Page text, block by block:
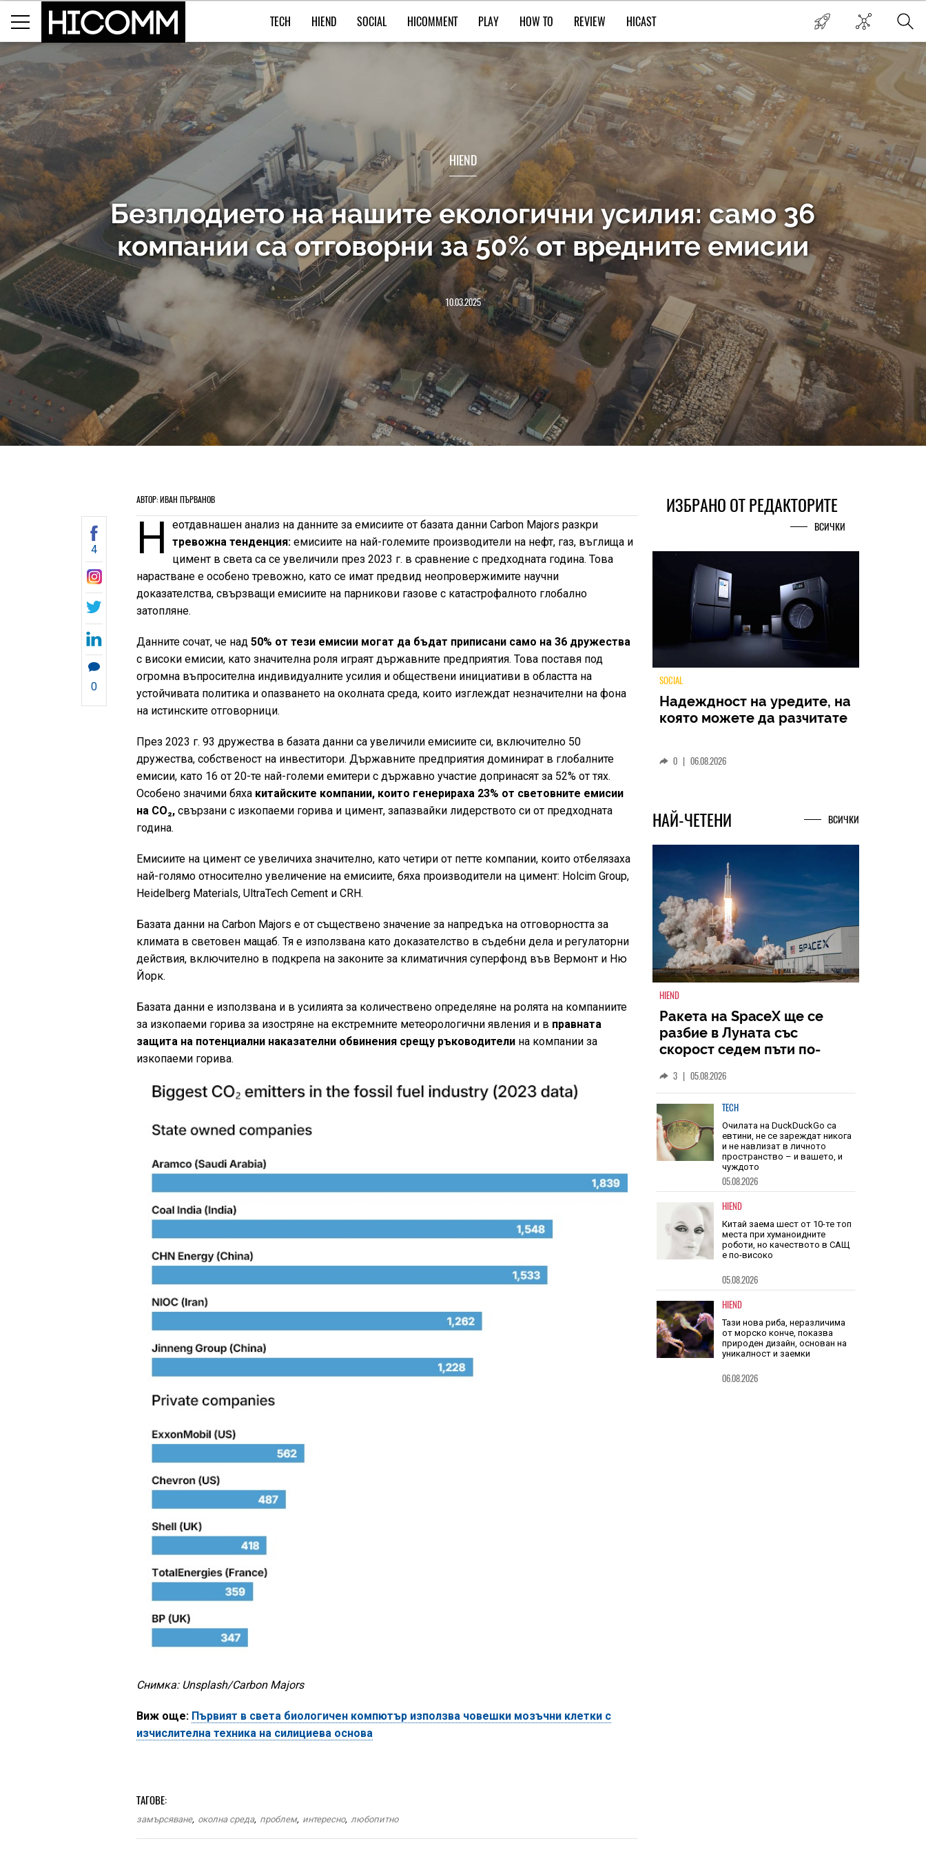
TECH HIEND SOCIAL HICOMMENT PLAY HOW TO REVIEW HICAST
HIEND
Безплодието на нашите екологични усилия: само 36
компании са отговорни за 50% от вредните емисии
10.03.2025
АВТОР: ИВАН ПЪРВАНОВ
4
0
Н
еотдавнашен анализ на данните за емисиите от базата данни Carbon Majors разкри
тревожна тенденция:емисиите на най-големите производители на нефт, газ, въглища и
цимент в света са се увеличили през 2023 г. в сравнение с предходната година. Това
нарастване е особено тревожно, като се имат предвид неопровержимите научни
доказателства, свързващи емисиите на парникови газове с катастрофалното глобално
затопляне.
Данните сочат, че над 50% от тези емисии могат да бъдат приписани само на 36 дружества
с високи емисии, като значителна роля играят държавните предприятия. Това поставя под
огромна въпросителна индивидуалните усилия и обществени инициативи в областта на
устойчивата политика и опазването на околната среда, които изглеждат незначителни на фона
на истинските отговорници.
През 2023 г. 93 дружества в базата данни са увеличили емисиите си, включително 50
дружества, собственост на инвеститори. Държавните предприятия доминират в глобалните
емисии, като 16 от 20-те най-големи емитери с държавно участие допринасят за 52% от тях.
Особено значими бяха китайските компании, които генерираха 23% от световните емисии
на CO₂, свързани с изкопаеми горива и цимент, запазвайки лидерството си от предходната
година.
Емисиите на цимент се увеличиха значително, като четири от петте компании, които отбелязаха
най-голямо относително увеличение на емисиите, бяха производители на цимент: Holcim Group,
Heidelberg Materials, UltraTech Cement и CRH.
Базата данни на Carbon Majors е от съществено значение за напредъка на отговорността за
климата в световен мащаб. Тя е използвана като доказателство в съдебни дела и регулаторни
действия, включително в подкрепа на законите за климатичния суперфонд във Вермонт и Ню
Йорк.
Базата данни е използвана и в усилията за количествено определяне на ролята на компаниите
за изкопаеми горива за изостряне на екстремните метеорологични явления и в правната
защита на потенциални наказателни обвинения срещу ръководители на компании за
изкопаеми горива.
Снимка: Unsplash/Carbon Majors
Виж още: Първият в света биологичен компютър използва човешки мозъчни клетки с
изчислителна техника на силициева основа
ТАГОВЕ:
замърсяване, околна среда, проблем, интересно, любопитно
ИЗБРАНО ОТ РЕДАКТОРИТЕ
ВСИЧКИ
TECH
Ultra – ново име, познато
НАЙ-ЧЕТЕНИ
HIEND
Ракета на SpaceX ще се
разбие в Луната със
голяма от скоростта на
звука05.08.2026
TECH
Очилата на DuckDuckGo са
евтини, не се зареждат никога
и не навлизат в личното
пространство – и вашето, и
чуждото
05.08.2026
HIEND
роботи, но качеството в САЩ
е по-високо
05.08.2026
HIEND
Тази нова риба, неразличима
природен дизайн, основан на